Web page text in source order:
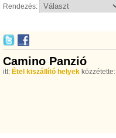
Rendezés:
Camino Panzió
itt: Étel kiszállító helyek közzétette: